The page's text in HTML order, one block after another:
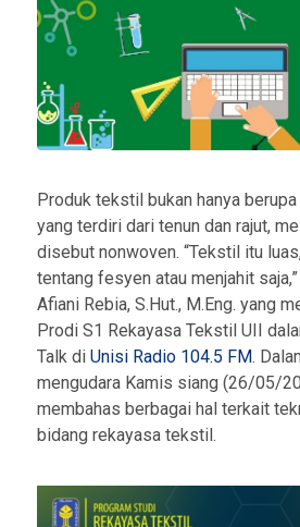
Produk tekstil bukan hanya
yang terdiri dari tenun dan rajut,
disebut nonwoven. “Tekstil itu
tentang fesyen atau menjahit saja,”
Afiani Rebia, S.Hut., M.Eng. yang
Prodi S1 Rekayasa Tekstil UII
Talk di Unisi Radio 104.5 FM.
mengudara Kamis siang (26/05/
membahas berbagai hal terkait
bidang rekayasa tekstil.